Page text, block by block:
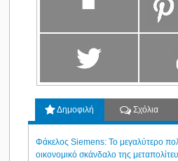
Δημοφιλή Σχόλια
Φάκελος Siemens: Το μεγαλύτερο
οικονομικό σκάνδαλο της